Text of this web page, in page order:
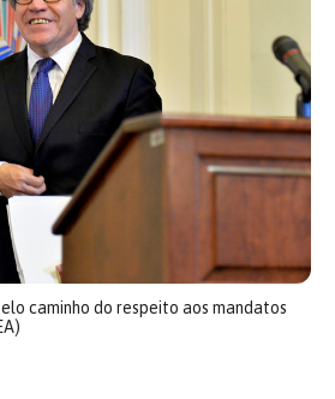
caminho do respeito aos mandatos